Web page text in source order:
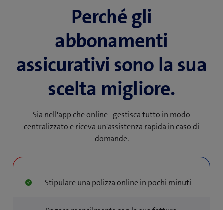
Perché gli
abbonamenti
assicurativi sono la sua
scelta migliore.
Sia nell'app che online - gestisca tutto in modo
centralizzatoe riceva un'assistenza rapida in caso di
domande.
Stipulare una polizza online in pochi minuti